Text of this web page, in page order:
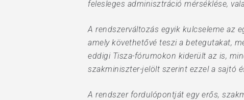
felesleges adminisztráció mérséklése,
A rendszerváltozás egyik kulcseleme az
amely követhetővé teszi a betegutakat,
eddigi Tisza-fórumokon kiderült az is,
szakminiszter-jelölt szerint ezzel a sajtó
A rendszer fordulópontját egy erős,